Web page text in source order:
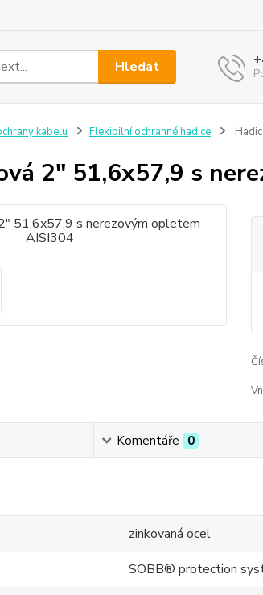
Hledat
kabelu Flexibilní ochranné hadice
2" 51,6x57,9 s
Komentáře 0
zinkovaná ocel
SOBB® protection